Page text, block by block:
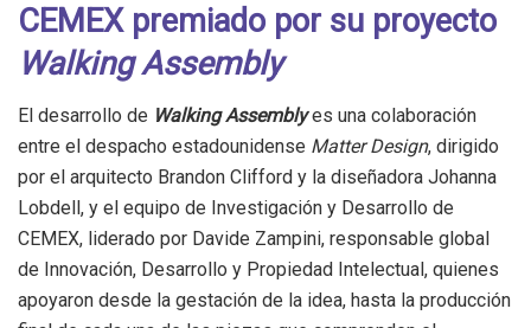
CEMEX premiado por su proyecto
Walking Assembly
El desarrollo de Walking Assemblyes una colaboración
entre el despacho estadounidense Matter Design, dirigido
por el arquitecto Brandon Clifford y la diseñadora Johanna
Lobdell, y el equipo de Investigación y Desarrollo de
CEMEX, liderado por Davide Zampini, responsable global
de Innovación, Desarrollo y Propiedad Intelectual, quienes
apoyaron desde la gestación de la idea, hasta la producción